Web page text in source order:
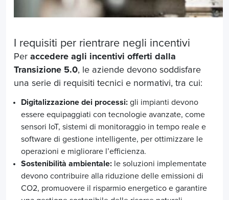
I requisiti per rientrare negli incentivi
Per accedere agli incentivi offerti dalla
Transizione 5.0, le aziende devono soddisfare
una serie di requisiti tecnici e normativi, tra cui:
Digitalizzazione dei processi: gli impianti devono
essere equipaggiati con tecnologie avanzate, come
sensori IoT, sistemi di monitoraggio in tempo reale e
software di gestione intelligente, per ottimizzare le
operazioni e migliorare l’efficienza.
Sostenibilità ambientale: le soluzioni implementate
devono contribuire alla riduzione delle emissioni di
CO2, promuovere il risparmio energetico e garantire